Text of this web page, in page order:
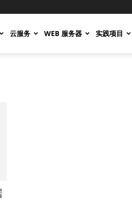
云服务 WEB 服务器 实践项目